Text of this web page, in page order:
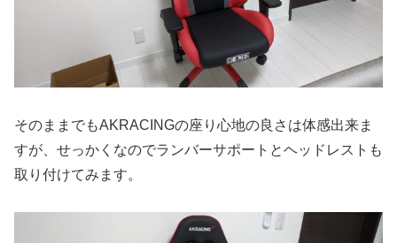
そのままでもAKRACINGの座り心地の良さは体感出来ま
すが、せっかくなのでランバーサポートとヘッドレストも
取り付けてみます。